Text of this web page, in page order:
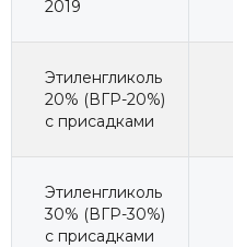
2019
Этиленгликоль
20% (ВГР-20%)
с присадками
Этиленгликоль
30% (ВГР-30%)
с присадками